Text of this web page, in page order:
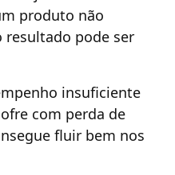
produto não
resultado pode ser
insuficiente
com perda de
fluir bem nos